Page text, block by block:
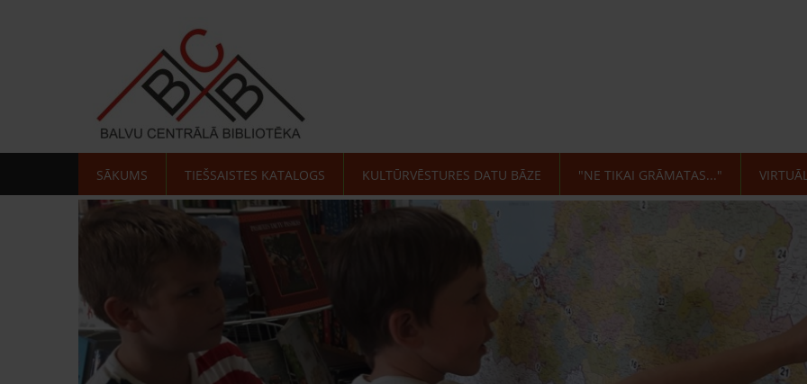
SĀKUMS TIEŠSAISTES KATALOGS KULTŪRVĒSTURES DATU BĀZE "NE TIKAI GRĀMATAS..."